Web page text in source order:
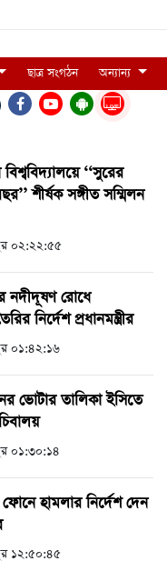
LIVE
ছাত্র সংগঠন অন্যান্য
‘‘সুরের
শীর্ষক সঙ্গীত সম্মিলন
০২:২২:৫৫
নদীদূষণ রোধে
নির্দেশ প্রধানমন্ত্রীর
০১:৪২:১৬
ভোটার তালিকা ইসিতে
০১:৩০:১৪
হামলার নির্দেশ দেন
১২:৫০:৪৫